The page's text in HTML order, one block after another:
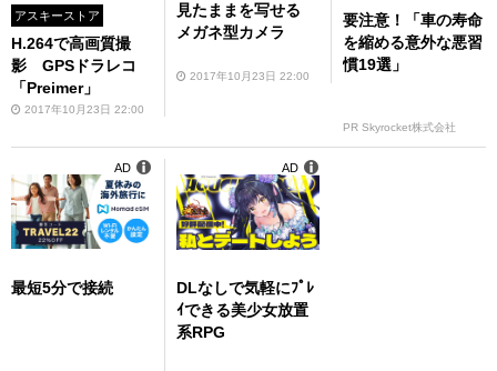
アスキーストア
H.264で高画質撮
影 GPSドラレコ
「Preimer」
2017年10月23日 22:00
見たままを写せる
メガネ型カメラ
2017年10月23日 22:00
要注意！「車の寿命
を縮める意外な悪習
慣19選」
PR Skyrocket株式会社
最短5分で接続
AD
DLなしで気軽にﾌﾟﾚ
ｲできる美少女放置
系RPG
AD